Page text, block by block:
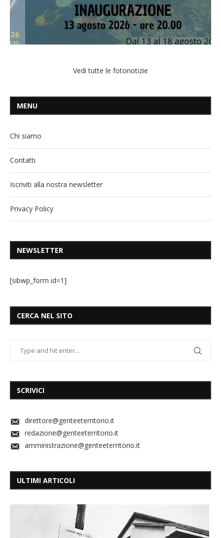
Vedi tutte le fotonotizie
MENU
Chi siamo
Contatti
Iscriviti alla nostra newsletter
Privacy Policy
NEWSLETTER
[sibwp_form id=1]
CERCA NEL SITO
SCRIVICI
direttore@genteeterritorio.it
redazione@genteeterritorio.it
amministrazione@genteeterritorio.it
ULTIMI ARTICOLI